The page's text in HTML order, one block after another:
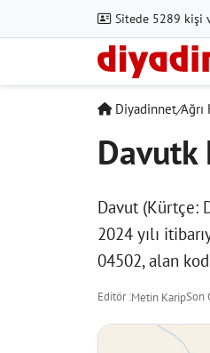
Sitede 5289 kişi
Diyadinnet/Ağrı
Davutk
Davut (Kürtçe:
2024 yılı
04502, alan
Editör :Metin KaripSon